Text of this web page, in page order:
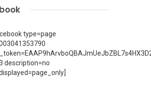
type=page
description=no